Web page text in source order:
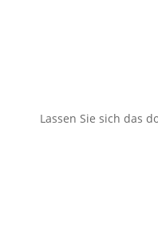
Lassen Sie sich das